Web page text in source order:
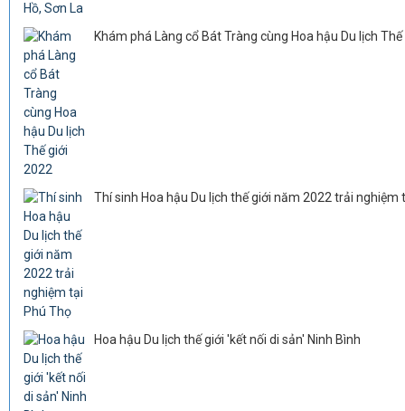
Khám phá Làng cổ Bát Tràng cùng Hoa hậu Du lịch
Thí sinh Hoa hậu Du lịch thế giới năm 2022 trải nghiệm
Hoa hậu Du lịch thế giới 'kết nối di sản' Ninh Bình